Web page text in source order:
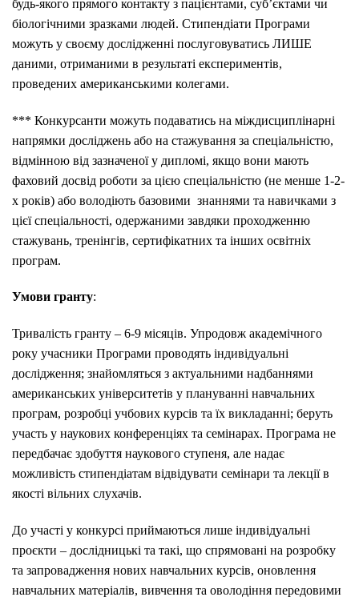
будь-якого прямого контакту з пацієнтами, суб’єктами чи
біологічними зразками людей. Стипендіати Програми
можуть у своєму дослідженні послуговуватись ЛИШЕ
даними, отриманими в результаті експериментів,
проведених американськими колегами.
*** Конкурсанти можуть подаватись на міждисциплінарні
напрямки досліджень або на стажування за спеціальністю,
відмінною від зазначеної у дипломі, якщо вони мають
фаховий досвід роботи за цією спеціальністю (не менше 1-2-
х років) або володіють базовими знаннями та навичками з
цієї спеціальності, одержаними завдяки проходженню
стажувань, тренінгів, сертифікатних та інших освітніх
програм.
Умови гранту:
Тривалість гранту – 6-9 місяців. Упродовж академічного
року учасники Програми проводять індивідуальні
дослідження; знайомляться з актуальними надбаннями
американських університетів у плануванні навчальних
програм, розробці учбових курсів та їх викладанні; беруть
участь у наукових конференціях та семінарах. Програма не
передбачає здобуття наукового ступеня, але надає
можливість стипендіатам відвідувати семінари та лекції в
якості вільних слухачів.
До участі у конкурсі приймаються лише індивідуальні
проєкти – дослідницькі та такі, що спрямовані на розробку
та запровадження нових навчальних курсів, оновлення
навчальних матеріалів, вивчення та оволодіння передовими